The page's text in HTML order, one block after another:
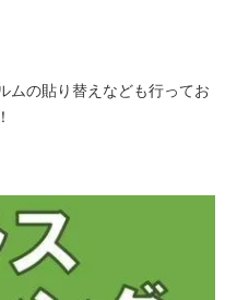
ムの貼り替えなども行ってお